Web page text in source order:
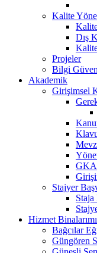
Kalite
Dış
Projeler
Bilgi
Akademik
Girişimsel
Stajyer
Hizmet
Bağcılar
Güngören